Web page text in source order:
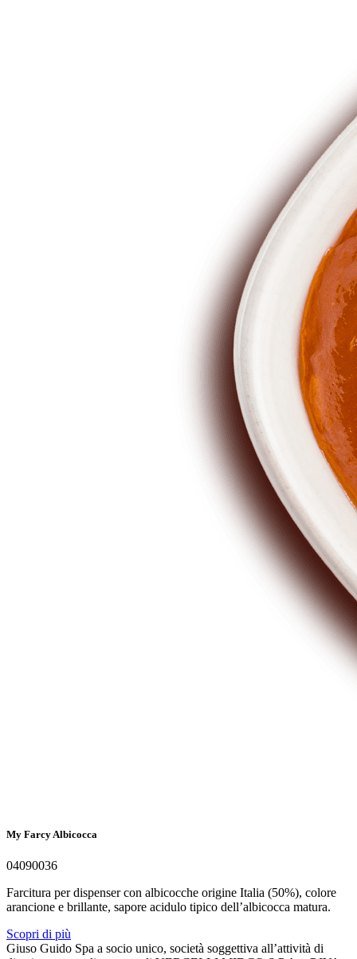
My Farcy Albicocca
04090036
Farcitura per dispenser con albicocche origine Italia (50%), colore
arancione e brillante, sapore acidulo tipico dell’albicocca matura.
Scopri di più
Giuso Guido Spa a socio unico, società soggettiva all’attività di